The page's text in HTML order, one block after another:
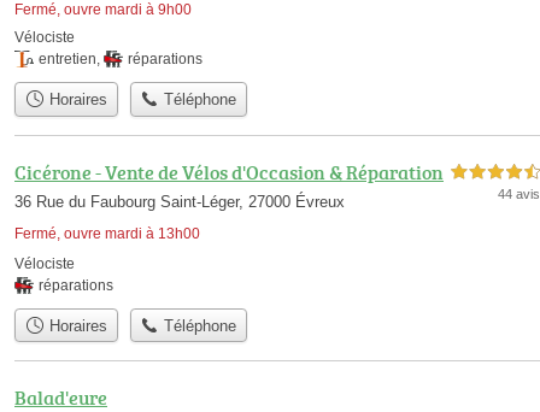
Fermé, ouvre mardi à 9h00
Vélociste
entretien, réparations
Horaires Téléphone
Cicérone - Vente de Vélos d'Occasion & Réparation
36 Rue du Faubourg Saint-Léger, 27000 Évreux
Fermé, ouvre mardi à 13h00
4,5 étoiles sur 5
44 avis
Vélociste
réparations
Horaires Téléphone
Balad'eure